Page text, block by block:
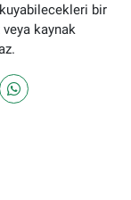
bir
kaynak